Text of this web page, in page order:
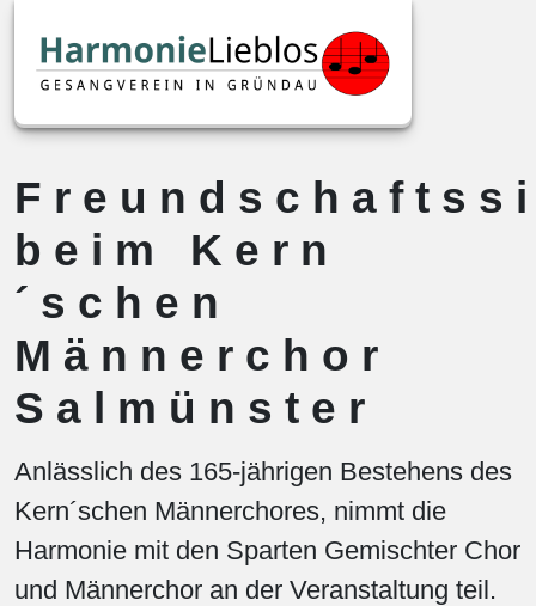
beim Kern
´schen
Männerchor
Salmünster
Anlässlich des 165-jährigen Bestehens des
Kern´schen Männerchores, nimmt die
Harmonie mit den Sparten Gemischter Chor
und Männerchor an der Veranstaltung teil.